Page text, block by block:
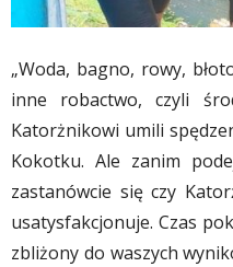
„Woda, bagno, rowy,
inne robactwo, czyli
Katorżnikowi umili
Kokotku. Ale zanim
zastanówcie się czy
usatysfakcjonuje. Czas
zbliżony do waszych